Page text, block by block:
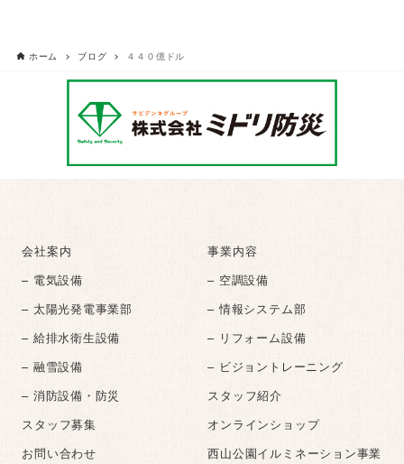
ホーム ブログ ４４０億ドル
会社案内
事業内容
– 電気設備
– 空調設備
– 太陽光発電事業部
– 情報システム部
– 給排水衛生設備
– リフォーム設備
– 融雪設備
– ビジョントレーニング
– 消防設備・防災
スタッフ紹介
スタッフ募集
オンラインショップ
お問い合わせ
西山公園イルミネーション事業